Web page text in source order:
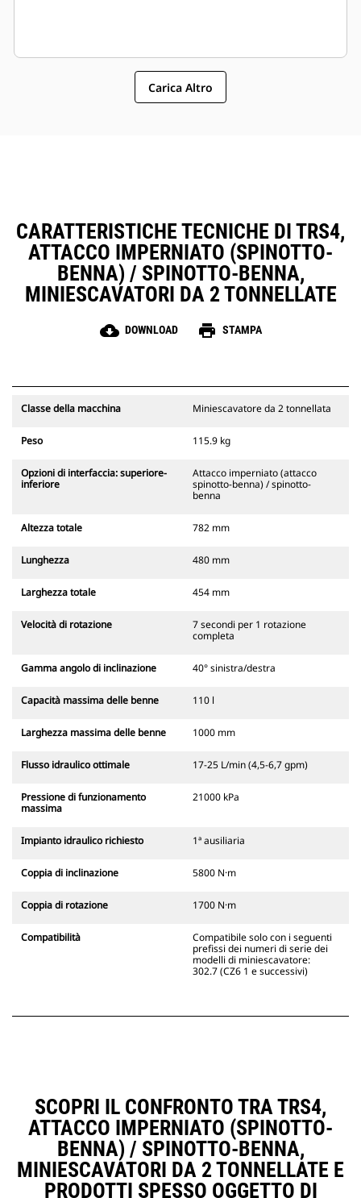
Carica Altro
CARATTERISTICHE TECNICHE DI TRS4,
ATTACCO IMPERNIATO (SPINOTTO-
BENNA) / SPINOTTO-BENNA,
MINIESCAVATORI DA 2 TONNELLATE
cloud_download DOWNLOAD print STAMPA
Classe della macchina Miniescavatore da 2 tonnellata
Peso 115.9 kg
Opzioni di interfaccia: superiore-
inferiore
Attacco imperniato (attacco
spinotto-benna) / spinotto-
benna
Altezza totale 782 mm
Lunghezza 480 mm
Larghezza totale 454 mm
Velocità di rotazione
7 secondi per 1 rotazione
completa
Gamma angolo di inclinazione 40° sinistra/destra
Capacità massima delle benne 110 l
Larghezza massima delle benne 1000 mm
Flusso idraulico ottimale 17-25 L/min (4,5-6,7 gpm)
Pressione di funzionamento
massima
21000 kPa
Impianto idraulico richiesto 1ª ausiliaria
Coppia di inclinazione 5800 N·m
Coppia di rotazione 1700 N·m
Compatibilità
Compatibile solo con i seguenti
prefissi dei numeri di serie dei
modelli di miniescavatore:
302.7 (CZ6 1 e successivi)
SCOPRI IL CONFRONTO TRA TRS4,
ATTACCO IMPERNIATO (SPINOTTO-
BENNA) / SPINOTTO-BENNA,
MINIESCAVATORI DA 2 TONNELLATE E
PRODOTTI SPESSO OGGETTO DI